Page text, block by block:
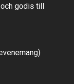
godis till